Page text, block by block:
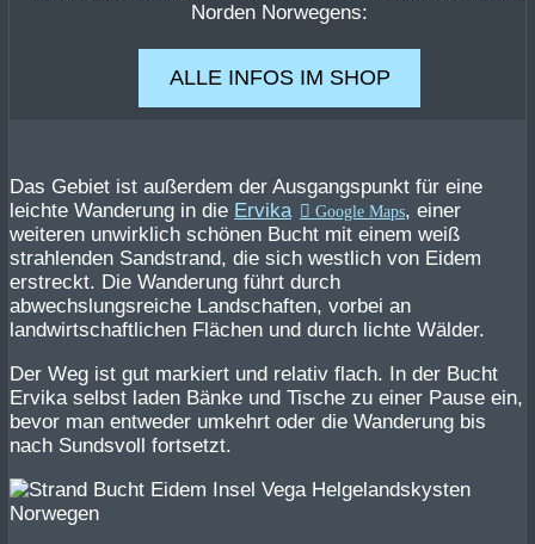
Norden Norwegens:
ALLE INFOS IM SHOP
Das Gebiet ist außerdem der Ausgangspunkt für eine
leichte Wanderung in die Ervika
, einer
weiteren unwirklich schönen Bucht mit einem weiß
strahlenden Sandstrand, die sich westlich von Eidem
erstreckt. Die Wanderung führt durch
abwechslungsreiche Landschaften, vorbei an
landwirtschaftlichen Flächen und durch lichte Wälder.
Der Weg ist gut markiert und relativ flach. In der Bucht
Ervika selbst laden Bänke und Tische zu einer Pause ein,
bevor man entweder umkehrt oder die Wanderung bis
nach Sundsvoll fortsetzt.